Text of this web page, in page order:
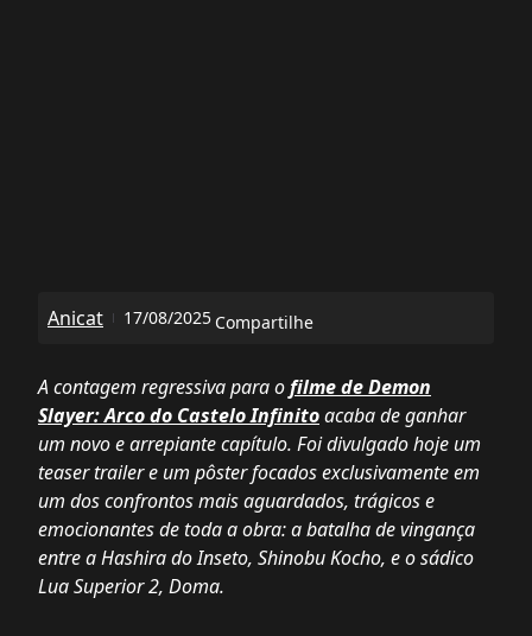
Anicat 17/08/2025 Compartilhe
A contagem regressiva para ofilme de Demon
Slayer: Arco do Castelo Infinitoacaba de ganhar
um novo e arrepiante capítulo. Foi divulgado hoje um
teaser trailer e um pôster focados exclusivamente em
um dos confrontos mais aguardados, trágicos e
emocionantes de toda a obra: a batalha de vingança
entre a Hashira do Inseto, Shinobu Kocho, e o sádico
Lua Superior 2, Doma.